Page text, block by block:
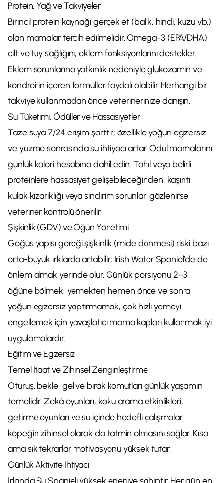
Protein, Yağ ve Takviyeler
Birincil protein kaynağı gerçek et (balık, hindi, kuzu vb.)
olan mamalar tercih edilmelidir. Omega-3 (EPA/DHA)
cilt ve tüy sağlığını, eklem fonksiyonlarını destekler.
Eklem sorunlarına yatkınlık nedeniyle glukozamin ve
kondroitin içeren formüller faydalı olabilir. Herhangi bir
takviye kullanmadan önce veterinerinize danışın.
Su Tüketimi, Ödüller ve Hassasiyetler
Taze suya 7/24 erişim şarttır; özellikle yoğun egzersiz
ve yüzme sonrasında su ihtiyacı artar. Ödül mamalarını
günlük kalori hesabına dahil edin. Tahıl veya belirli
proteinlere hassasiyet gelişebileceğinden, kaşıntı,
kulak kızarıklığı veya sindirim sorunları gözlenirse
veteriner kontrolü önerilir.
Şişkinlik (GDV) ve Öğün Yönetimi
Göğüs yapısı gereği şişkinlik (mide dönmesi) riski bazı
orta-büyük ırklarda artabilir; Irish Water Spaniel’de de
önlem almak yerinde olur. Günlük porsiyonu 2–3
öğüne bölmek, yemekten hemen önce ve sonra
yoğun egzersiz yaptırmamak, çok hızlı yemeyi
engellemek için yavaşlatıcı mama kapları kullanmak iyi
uygulamalardır.
Eğitim ve Egzersiz
Temel İtaat ve Zihinsel Zenginleştirme
Oturuş, bekle, gel ve bırak komutları günlük yaşamın
temelidir. Zekâ oyunları, koku arama etkinlikleri,
getirme oyunları ve su içinde hedefli çalışmalar
köpeğin zihinsel olarak da tatmin olmasını sağlar. Kısa
ama sık tekrarlar motivasyonu yüksek tutar.
Günlük Aktivite İhtiyacı
İrlanda Su Spanieli yüksek enerjiye sahiptir. Her gün en